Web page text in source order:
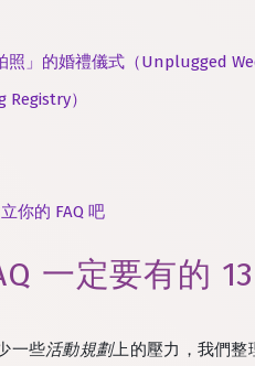
照」的婚禮儀式（Unplugged
）
你的 FAQ 吧
一定要有的
一些活動規劃上的壓力，我們整